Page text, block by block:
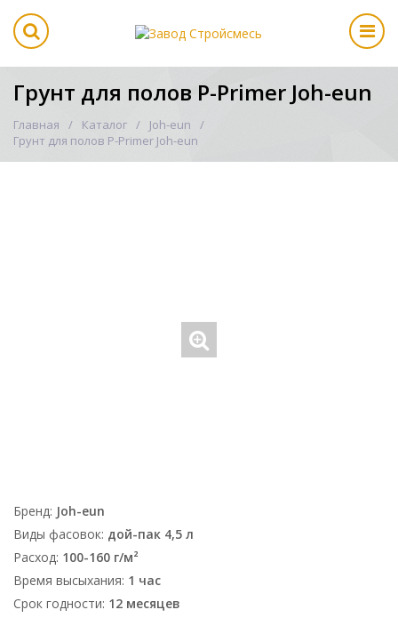
Грунт для полов P-Primer Joh-eun
Главная Каталог
Joh-eun
Грунт для полов P-Primer Joh-eun
Бренд: Joh-eun
Виды фасовок: дой-пак 4,5 л
Расход: 100-160 г/м²
Время высыхания: 1 час
Срок годности: 12 месяцев